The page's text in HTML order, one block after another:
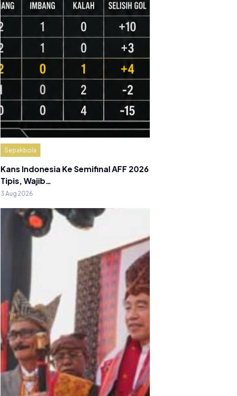
Sepakbola
Kans Indonesia Ke Semifinal AFF 2026
Tipis, Wajib…
3 Aug 2026